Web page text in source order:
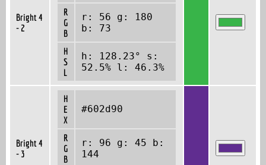
Bright 4
- 2
R
G
B
r: 56 g: 180
b: 73
H
S
L
h: 128.23° s:
52.5% l: 46.3%
Bright 4
- 3
H
E
X
#602d90
R
G
B
r: 96 g: 45 b:
144